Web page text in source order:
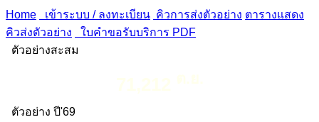
Home เข้าระบบ / ลงทะเบียน คิวการส่งตัวอย่าง ตารางแสดง
คิวส่งตัวอย่าง
ใบคำขอรับบริการ PDF
ตัวอย่างสะสม
ตัวอย่าง ปี'69